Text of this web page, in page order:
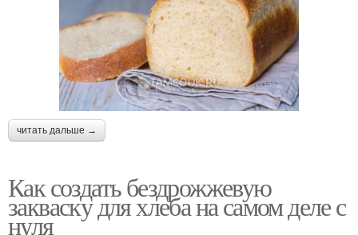
читать дальше →
Как создать бездрожжевую
закваску для хлеба на самом деле с
нуля